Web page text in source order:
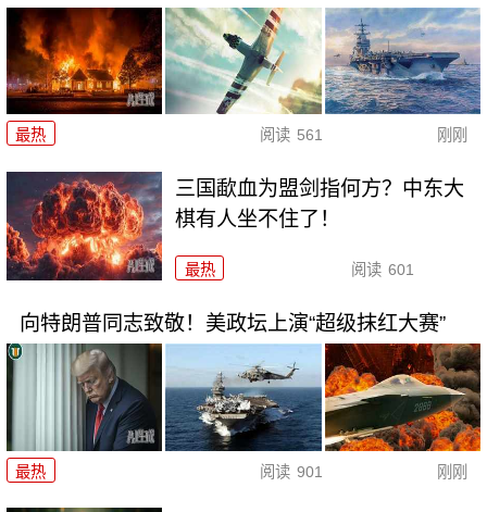
最热 阅读 561 刚刚
三国歃血为盟剑指何方？中东大
棋有人坐不住了！
最热 阅读 601
向特朗普同志致敬！美政坛上演“超级抹红大赛”
最热 阅读 901 刚刚